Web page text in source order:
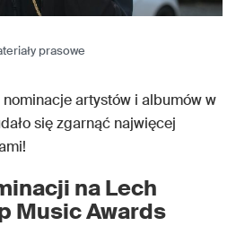
prasowe
artystów i albumów w
się zgarnąć najwięcej
na Lech
Music Awards